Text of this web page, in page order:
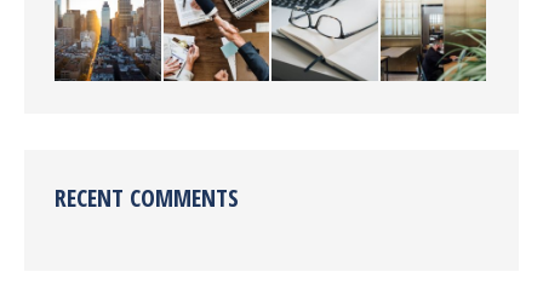
RECENT COMMENTS